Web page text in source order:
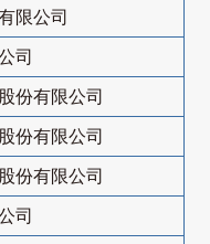
限公司
司
份有限公司
份有限公司
份有限公司
司